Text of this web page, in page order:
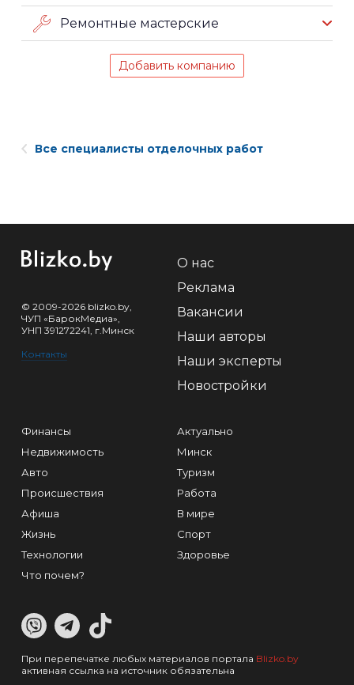
Ремонтные мастерские
Добавить компанию
Все специалисты отделочных работ
© 2009-2026 blizko.by,
ЧУП «БарокМедиа»,
УНП 391272241, г.Минск
Контакты
О нас
Реклама
Вакансии
Наши авторы
Наши эксперты
Новостройки
Финансы
Недвижимость
Авто
Происшествия
Афиша
Жизнь
Технологии
Что почем?
Актуально
Минск
Туризм
Работа
В мире
Спорт
Здоровье
При перепечатке любых материалов портала Blizko.by
активная ссылка на источник обязательна